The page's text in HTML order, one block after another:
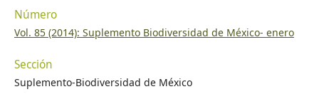
Número
Vol. 85 (2014): Suplemento Biodiversidad de México- enero
Sección
Suplemento-Biodiversidad de México